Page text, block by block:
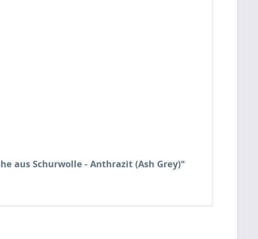
aus Schurwolle - Anthrazit (Ash Grey)"